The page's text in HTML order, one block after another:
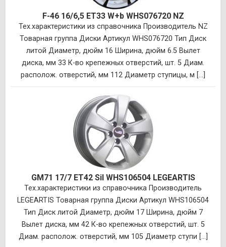
F-46 16/6,5 ET33 W+b WHS076720 NZ
Тех.характеристики из справочника Производитель NZ
Товарная группа Диски Артикул WHS076720 Тип Диск
литой Диаметр, дюйм 16 Ширина, дюйм 6.5 Вылет
диска, мм 33 К-во крепежных отверстий, шт. 5 Диам.
располож. отверстий, мм 112 Диаметр ступицы, м [...]
GM71 17/7 ET42 Sil WHS106504 LEGEARTIS
Тех.характеристики из справочника Производитель
LEGEARTIS Товарная группа Диски Артикул WHS106504
Тип Диск литой Диаметр, дюйм 17 Ширина, дюйм 7
Вылет диска, мм 42 К-во крепежных отверстий, шт. 5
Диам. располож. отверстий, мм 105 Диаметр ступи [...]